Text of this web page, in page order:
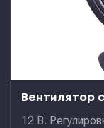
Вентилятор
12 В.